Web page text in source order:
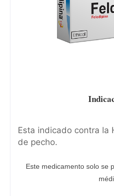
Esta indicado contra la
de pecho.
Este medicamento solo se